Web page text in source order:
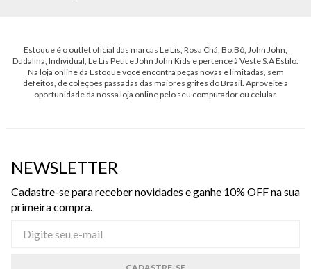
Estoque é o outlet oficial das marcas Le Lis, Rosa Chá, Bo.Bô, John John,
Dudalina, Individual, Le Lis Petit e John John Kids e pertence à Veste S.A Estilo.
Na loja online da Estoque você encontra peças novas e limitadas, sem
defeitos, de coleções passadas das maiores grifes do Brasil. Aproveite a
oportunidade da nossa loja online pelo seu computador ou celular.
NEWSLETTER
Cadastre-se para receber novidades e ganhe 10% OFF na sua
primeira compra.